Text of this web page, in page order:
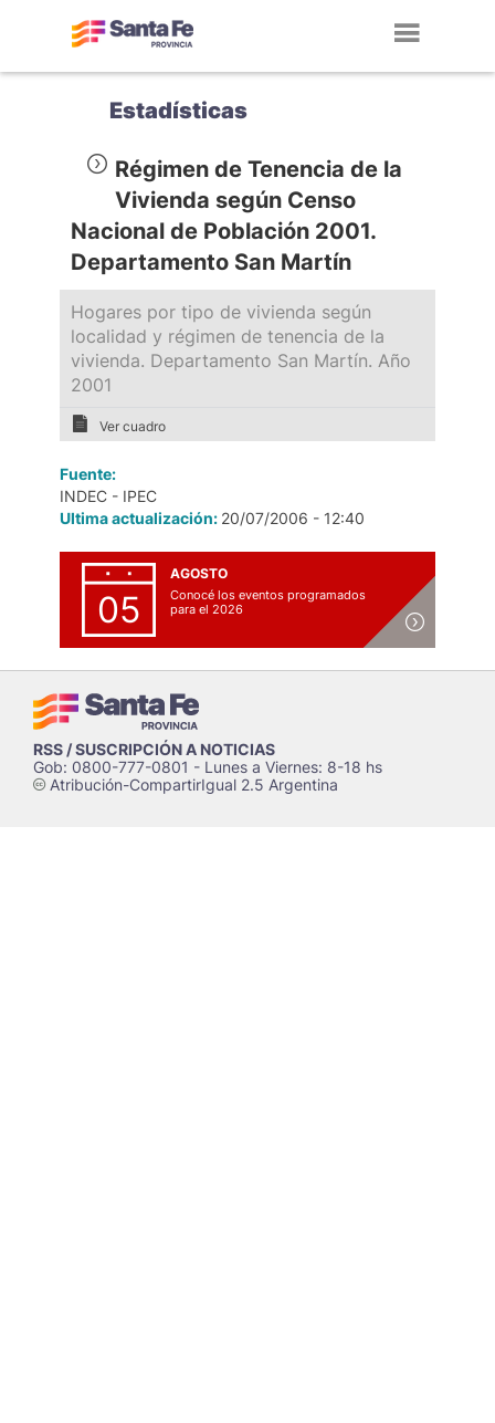
Estadísticas
Régimen de Tenencia de la
Vivienda según Censo
Nacional de Población 2001.
Departamento San Martín
Hogares por tipo de vivienda según
localidad y régimen de tenencia de la
vivienda. Departamento San Martín. Año
2001
Ver cuadro
Fuente:
INDEC - IPEC
Ultima actualización: 20/07/2006 - 12:40
05
AGOSTO
Conocé los eventos programados
para el 2026
RSS / SUSCRIPCIÓN A NOTICIAS
Gob: 0800-777-0801 - Lunes a Viernes: 8-18 hs
cAtribución-CompartirIgual 2.5 Argentina